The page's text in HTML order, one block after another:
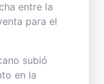
entre la
para el
subió
en la